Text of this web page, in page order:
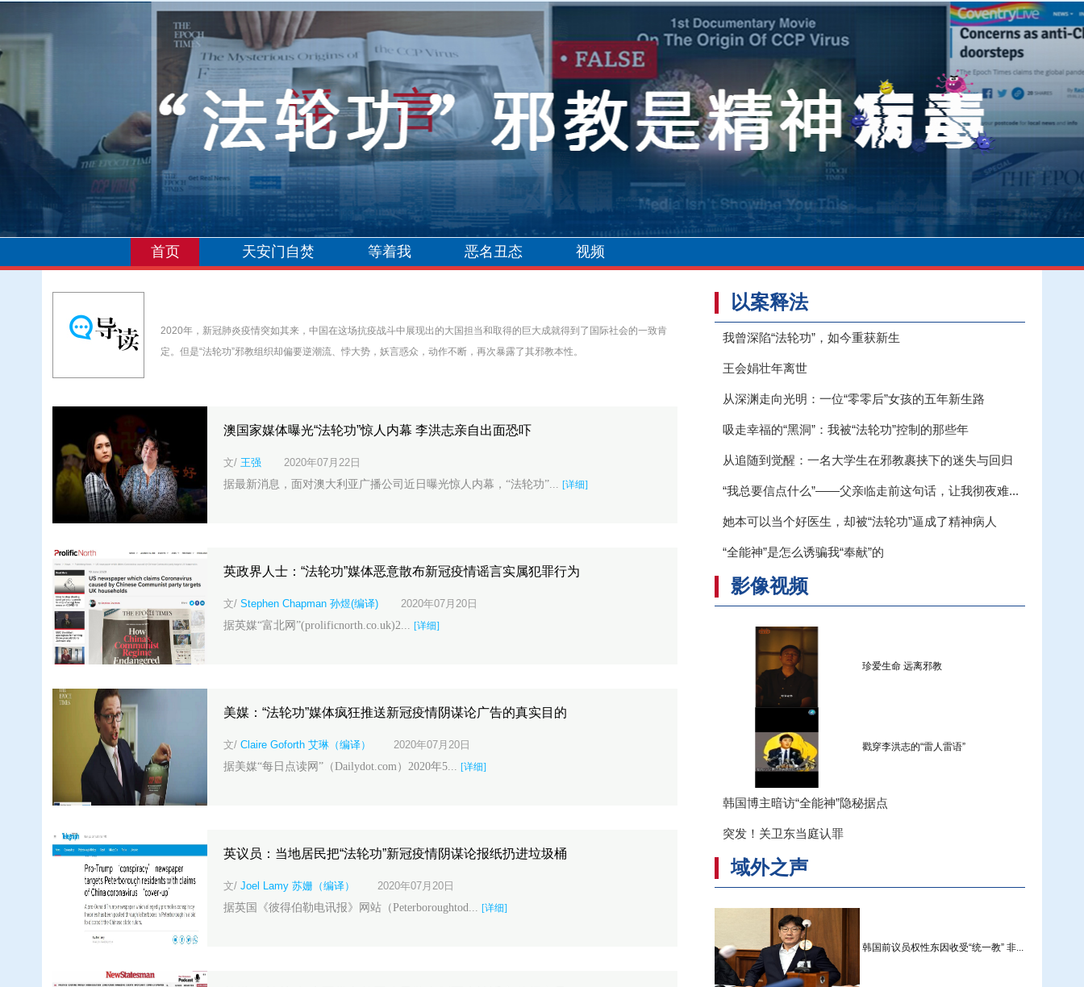
首页 天安门自焚 等着我 恶名丑态 视频
​2020年，新冠肺炎疫情突如其来，中国在这场抗疫战斗中展现出的大国担当和取得的巨大成就得到了国际社会的一致肯
定。但是“法轮功”邪教组织却偏要逆潮流、悖大势，妖言惑众，动作不断，再次暴露了其邪教本性。
澳国家媒体曝光“法轮功”惊人内幕 李洪志亲自出面恐吓
文/ 王强
2020年07月22日
据最新消息，面对澳大利亚广播公司近日曝光惊人内幕，“法轮功”... [详细]
英政界人士：“法轮功”媒体恶意散布新冠疫情谣言实属犯罪行为
文/ Stephen Chapman 孙煜(编译)
2020年07月20日
据英媒“富北网”(prolificnorth.co.uk)2... [详细]
美媒：“法轮功”媒体疯狂推送新冠疫情阴谋论广告的真实目的
文/ Claire Goforth 艾琳（编译）
2020年07月20日
据美媒“每日点读网”（Dailydot.com）2020年5... [详细]
英议员：当地居民把“法轮功”新冠疫情阴谋论报纸扔进垃圾桶
文/ Joel Lamy 苏姗（编译）
2020年07月20日
据英国《彼得伯勒电讯报》网站（Peterboroughtod... [详细]
以案释法
我曾深陷“法轮功”，如今重获新生
王会娟壮年离世
从深渊走向光明：一位“零零后”女孩的五年新生路
吸走幸福的“黑洞”：我被“法轮功”控制的那些年
从追随到觉醒：一名大学生在邪教裹挟下的迷失与回归
之...
“我总要信点什么”——父亲临走前这句话，让我彻夜难...
她本可以当个好医生，却被“法轮功”逼成了精神病人
“全能神”是怎么诱骗我“奉献”的
影像视频
珍爱生命 远离邪教
戳穿李洪志的“雷人雷语”
韩国博主暗访“全能神”隐秘据点
突发！关卫东当庭认罪
域外之声
韩国前议员权性东因收受“统一教” 非...